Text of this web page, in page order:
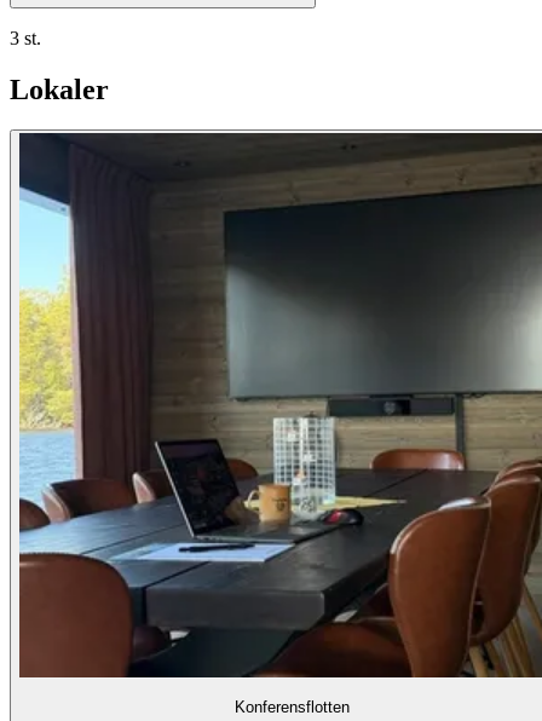
3 st.
Lokaler
Konferensflotten